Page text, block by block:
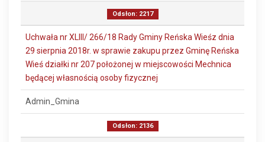
Odsłon: 2217
Uchwała nr XLIII/ 266/18 Rady Gminy Reńska Wieśz dnia
29 sierpnia 2018r. w sprawie zakupu przez Gminę Reńska
Wieś działki nr 207 położonej w miejscowości Mechnica
będącej własnością osoby fizycznej
Admin_Gmina
Odsłon: 2136